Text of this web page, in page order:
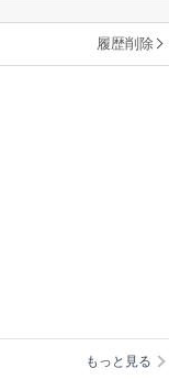
履歴削除
もっと見る